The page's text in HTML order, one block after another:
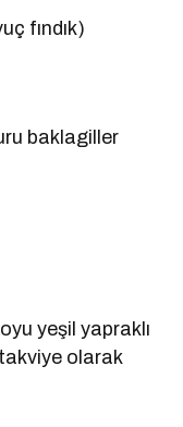
fındık)
baklagiller
yeşil yapraklı
olarak